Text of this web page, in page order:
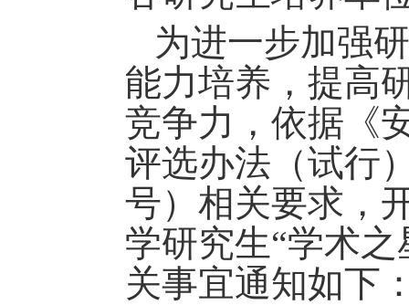
为进一步加强
能力培养，提高
竞争力 ，依据 《
评选办法（试行
号）相关要求 ，
学研究生“学术
关事宜通知如下